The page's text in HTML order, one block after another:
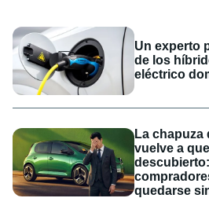
Un experto
de los
eléctrico
La chapuza
vuelve a
quedarse